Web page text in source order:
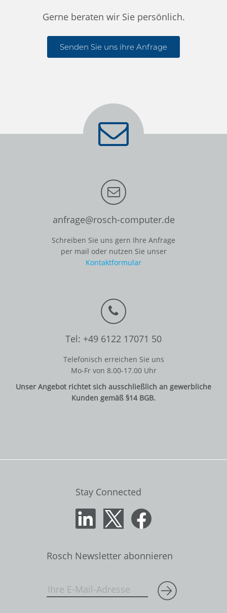
Gerne beraten wir Sie persönlich.
Senden Sie uns ihre Anfrage
anfrage@rosch-computer.de
Schreiben Sie uns gern Ihre Anfrage
per mail oder nutzen Sie unser
Kontaktformular
Tel: +49 6122 17071 50
Telefonisch erreichen Sie uns
Mo-Fr von 8.00-17.00 Uhr
Unser Angebot richtet sich ausschließlich an gewerbliche
Kunden gemäß §14 BGB.
Stay Connected
Rosch Newsletter abonnieren